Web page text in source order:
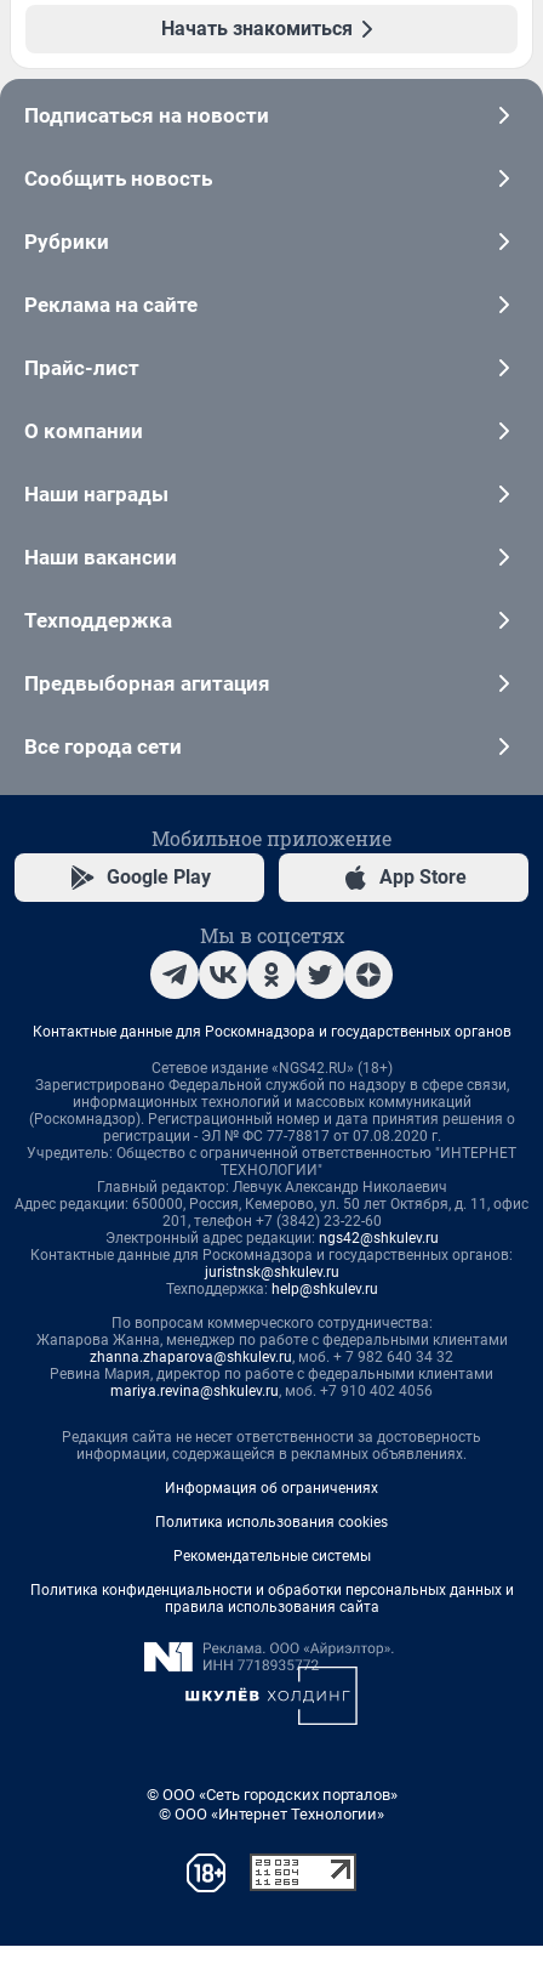
Начать знакомиться
Подписаться на новости
Сообщить новость
Рубрики
Реклама на сайте
Прайс-лист
О компании
Наши награды
Наши вакансии
Техподдержка
Предвыборная агитация
Все города сети
Мобильное приложение
Google Play App Store
Мы в соцсетях
Контактные данные для Роскомнадзора и государственных органов
Сетевое издание «NGS42.RU» (18+)
Зарегистрировано Федеральной службой по надзору в сфере связи,
информационных технологий и массовых коммуникаций
(Роскомнадзор). Регистрационный номер и дата принятия решения о
регистрации - ЭЛ № ФС 77-78817 от 07.08.2020 г.
Учредитель: Общество с ограниченной ответственностью "ИНТЕРНЕТ
ТЕХНОЛОГИИ"
Главный редактор: Левчук Александр Николаевич
Адрес редакции: 650000, Россия, Кемерово, ул. 50 лет Октября, д. 11, офис
201, телефон +7 (3842) 23-22-60
Электронный адрес редакции: ngs42@shkulev.ru
Контактные данные для Роскомнадзора и государственных органов:
juristnsk@shkulev.ru
Техподдержка: help@shkulev.ru
По вопросам коммерческого сотрудничества:
Жапарова Жанна, менеджер по работе с федеральными клиентами
zhanna.zhaparova@shkulev.ru, моб. + 7 982 640 34 32
Ревина Мария, директор по работе с федеральными клиентами
mariya.revina@shkulev.ru, моб. +7 910 402 4056
Редакция сайта не несет ответственности за достоверность
информации, содержащейся в рекламных объявлениях.
Информация об ограничениях
Политика использования cookies
Рекомендательные системы
Политика конфиденциальности и обработки персональных данных и
правила использования сайта
© ООО «Сеть городских порталов»
© ООО «Интернет Технологии»